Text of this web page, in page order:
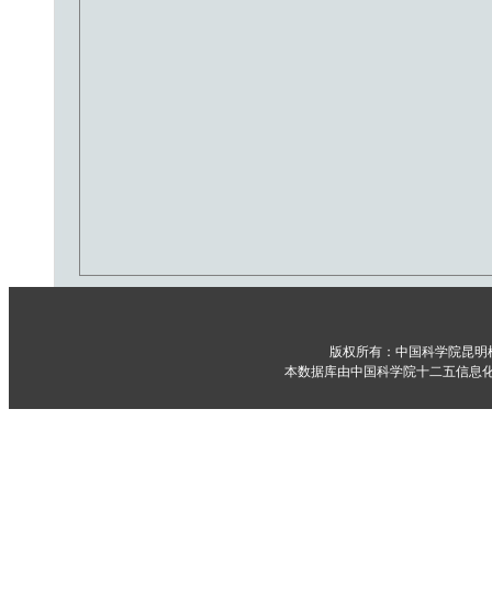
版权所有：中国科学院昆
本数据库由中国科学院十二五信息